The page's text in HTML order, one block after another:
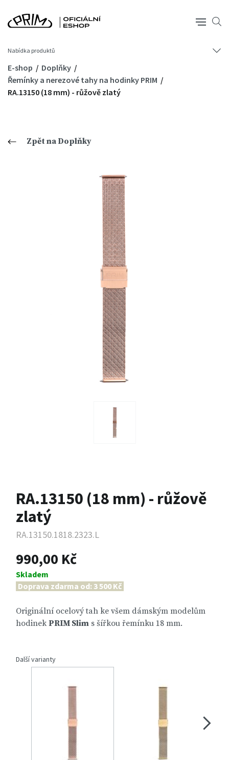
Nabídka produktů
E-shop
Doplňky
Řemínky a nerezové tahy na hodinky PRIM
RA.13150 (18 mm) - růžově zlatý
Zpět na Doplňky
RA.13150 (18 mm) - růžově
zlatý
RA.13150.1818.2323.L
990,00 Kč
Skladem
Doprava zdarma od: 3 500 Kč
Originální ocelový tah ke všem dámským modelům
hodinek PRIM Slim s šířkou řemínku 18 mm.
Další varianty